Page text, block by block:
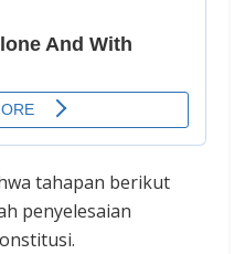
tahapan berikut
penyelesaian